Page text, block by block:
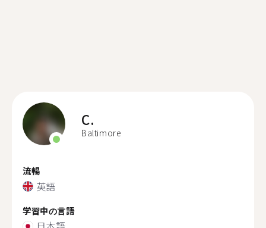
C.
Baltimore
流暢
英語
学習中の言語